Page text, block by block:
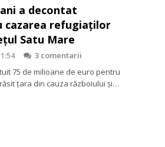
a decontat
cazarea refugiaților
Satu Mare
3 comentarii
75 de milioane de euro pentru
țara din cauza războiului și…